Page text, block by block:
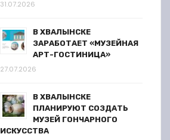
31.07.2026
В ХВАЛЫНСКЕ
ЗАРАБОТАЕТ «МУЗЕЙНАЯ
АРТ-ГОСТИНИЦА»
27.07.2026
В ХВАЛЫНСКЕ
ПЛАНИРУЮТ СОЗДАТЬ
МУЗЕЙ ГОНЧАРНОГО
ИСКУССТВА